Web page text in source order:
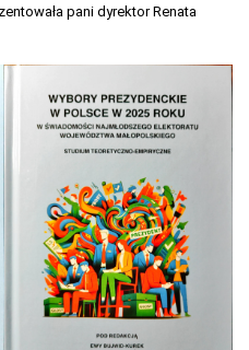
pani dyrektor Renata